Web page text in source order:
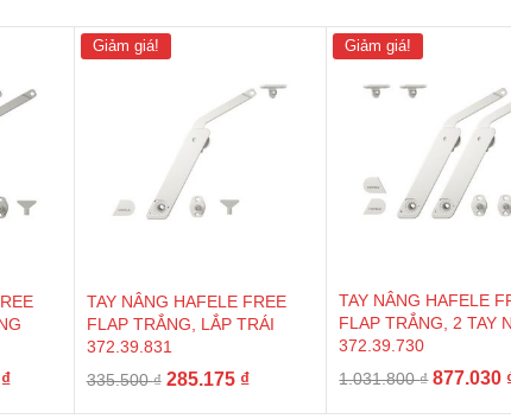
₫Giá
Giảm giá!
TAY NÂNG HAFELE FREE
FLAP TRẮNG, LẮP TRÁI
372.39.831
335.500₫ Giá
285.175 ₫Giá
Giảm giá!
TAY NÂNG HAFELE
FLAP TRẮNG, 2 TAY
372.39.730
1.031.800₫ Giá
877.030